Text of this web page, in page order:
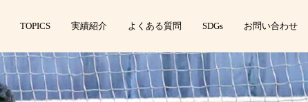
TOPICS 実績紹介 よくある質問 SDGs お問い合わせ